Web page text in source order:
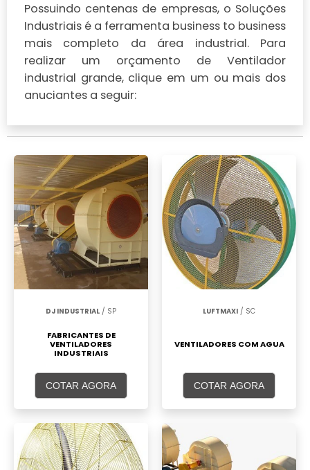
Possuindo centenas de empresas, o Soluções
Industriais é a ferramenta business to business
mais completo da área industrial. Para
realizar um orçamento de Ventilador
industrial grande, clique em um ou mais dos
anuciantes a seguir:
DJ INDUSTRIAL / SP
FABRICANTES DE
VENTILADORES
INDUSTRIAIS
COTAR AGORA
LUFTMAXI / SC
VENTILADORES COM AGUA
COTAR AGORA